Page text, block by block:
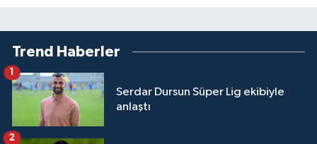
Trend Haberler
Serdar Dursun Süper Lig ekibiyle
anlaştı
1
2